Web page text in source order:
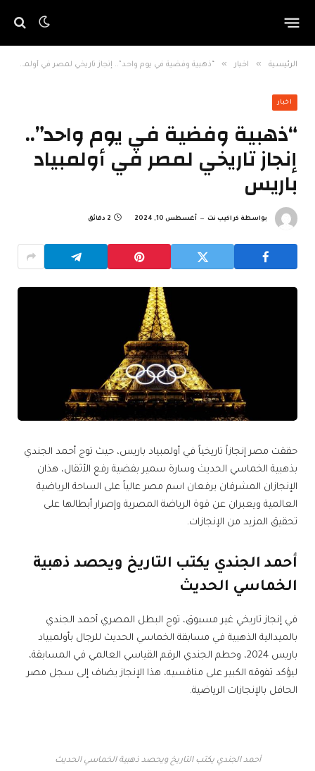
الرئيسية » اخبار » “ذهبية وفضية في يوم واحد”.. إنجاز تاريخي لمصر في أولمبياد باريس
اخبار
“ذهبية وفضية في يوم واحد”..
إنجاز تاريخي لمصر في أولمبياد
باريس
بواسطة كراكيب نت أغسطس 10, 2024 2 دقائق
حققت مصر إنجازاً تاريخياً في أولمبياد باريس، حيث توج أحمد الجندي
بذهبية الخماسي الحديث وسارة سمير بفضية رفع الأثقال، هذان
الإنجازان المشرفان يرفعان اسم مصر عالياً على الساحة الرياضية
العالمية ويعبران عن قوة الرياضة المصرية وإصرار أبطالها على
تحقيق المزيد من الإنجازات.
أحمد الجندي يكتب التاريخ ويحصد ذهبية
الخماسي الحديث
في إنجاز تاريخي غير مسبوق، توج البطل المصري أحمد الجندي
بالميدالية الذهبية في مسابقة الخماسي الحديث للرجال بأولمبياد
باريس 2024، وحطم الجندي الرقم القياسي العالمي في المسابقة،
ليؤكد تفوقه الكبير على منافسيه، هذا الإنجاز يضاف إلى سجل مصر
الحافل بالإنجازات الرياضية.
أحمد الجندي يكتب التاريخ ويحصد ذهبية الخماسي الحديث